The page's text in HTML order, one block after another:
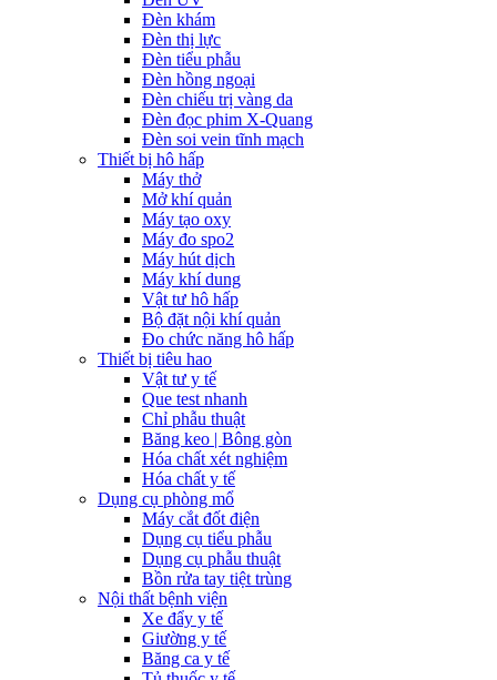
Đèn khám
Đèn thị lực
Đèn tiểu phẫu
Đèn hồng ngoại
Đèn chiếu trị vàng da
Đèn đọc phim X-Quang
Đèn soi vein tĩnh mạch
Thiết bị hô hấp
Máy thở
Mở khí quản
Máy tạo oxy
Máy đo spo2
Máy hút dịch
Máy khí dung
Vật tư hô hấp
Bộ đặt nội khí quản
Đo chức năng hô hấp
Thiết bị tiêu hao
Vật tư y tế
Que test nhanh
Chỉ phẫu thuật
Băng keo | Bông gòn
Hóa chất xét nghiệm
Hóa chất y tế
Dụng cụ phòng mổ
Máy cắt đốt điện
Dụng cụ tiểu phẫu
Dụng cụ phẫu thuật
Bồn rửa tay tiệt trùng
Nội thất bệnh viện
Xe đẩy y tế
Giường y tế
Băng ca y tế